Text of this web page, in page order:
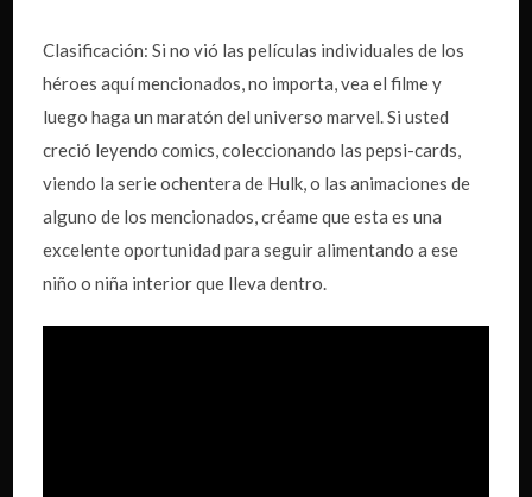
Clasificación: Si no vió las películas individuales de los
héroes aquí mencionados, no importa, vea el filme y
luego haga un maratón del universo marvel. Si usted
creció leyendo comics, coleccionando las pepsi-cards,
viendo la serie ochentera de Hulk, o las animaciones de
alguno de los mencionados, créame que esta es una
excelente oportunidad para seguir alimentando a ese
niño o niña interior que lleva dentro.